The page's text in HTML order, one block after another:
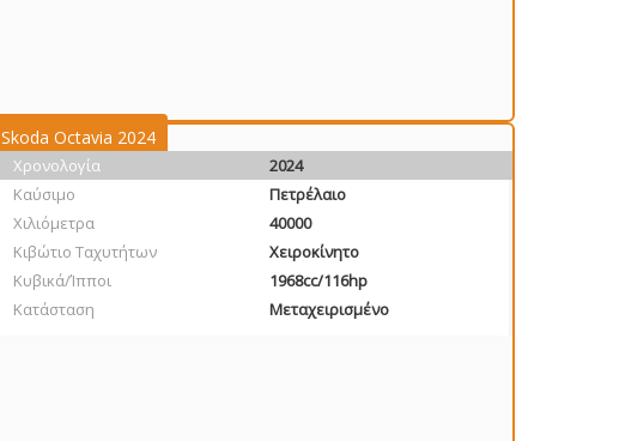
Skoda Octavia 2024
Χρονολογία
2024
Καύσιμο
Πετρέλαιο
Χιλιόμετρα
40000
Κιβώτιο Ταχυτήτων
Χειροκίνητο
Κυβικά/Ίπποι
1968cc/116hp
Κατάσταση
Μεταχειρισμένο